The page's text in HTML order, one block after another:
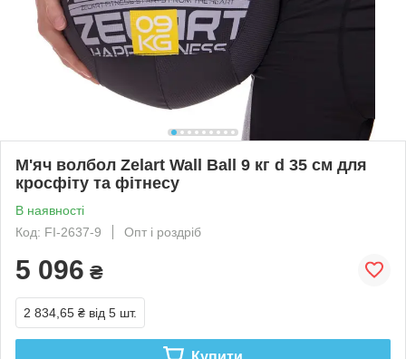
М'яч волбол Zelart Wall Ball 9 кг d 35 см для
кросфіту та фітнесу
В наявності
Код: FI-2637-9
Опт і роздріб
5 096 ₴
2 834,65 ₴ від 5 шт.